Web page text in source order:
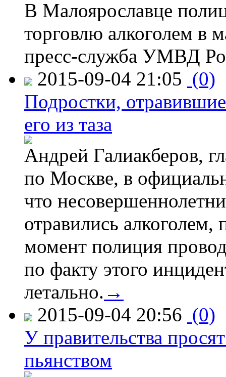
В Малоярославце
торговлю алкоголем в
пресс-служба УМВД
2015-09-04 21:05 (0)
Подростки,
его из таза
Андрей Галиакберов,
по Москве, в
что
отравились
момент полиция
по факту этого
летально. →
2015-09-04 20:56 (0)
У правительства
пьянством